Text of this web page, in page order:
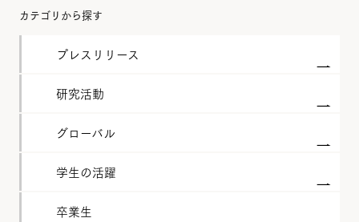
カテゴリから探す
プレスリリース
研究活動
グローバル
学生の活躍
卒業生